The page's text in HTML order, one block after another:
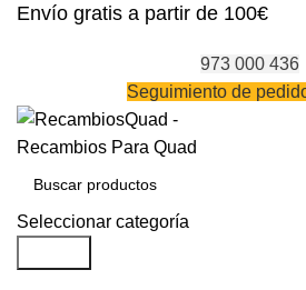
Envío gratis a partir de 100€
973 000 436
Seguimiento de
Seleccionar categoría